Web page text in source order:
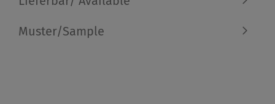
Muster/Sample